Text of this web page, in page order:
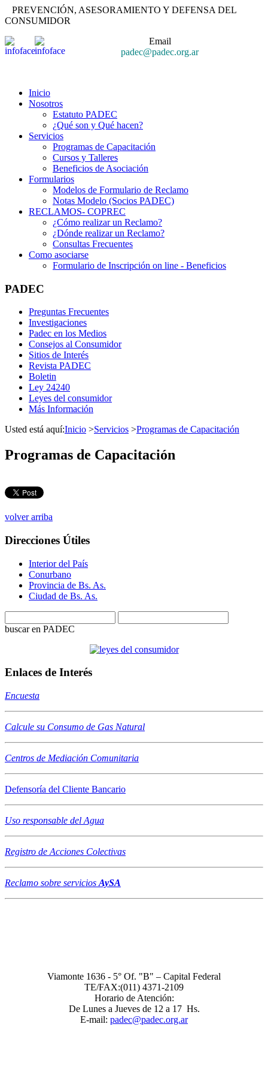
PREVENCIÓN, ASESORAMIENTO Y DEFENSA DEL
CONSUMIDOR
Email
padec@padec.org.ar
Inicio
Nosotros
Estatuto PADEC
¿Qué son y Qué hacen?
Servicios
Programas de Capacitación
Cursos y Talleres
Beneficios de Asociación
Formularios
Modelos de Formulario de Reclamo
Notas Modelo (Socios PADEC)
RECLAMOS- COPREC
¿Cómo realizar un Reclamo?
¿Dónde realizar un Reclamo?
Consultas Frecuentes
Como asociarse
Formulario de Inscripción on line - Beneficios
PADEC
Preguntas Frecuentes
Investigaciones
Padec en los Medios
Consejos al Consumidor
Sitios de Interés
Revista PADEC
Boletin
Ley 24240
Leyes del consumidor
Más Información
Usted está aquí:Inicio >Servicios >Programas de Capacitación
Programas de Capacitación
volver arriba
Direcciones Útiles
Interior del País
Conurbano
Provincia de Bs. As.
Ciudad de Bs. As.
buscar en PADEC
Enlaces de Interés
Encuesta
Calcule su Consumo de Gas Natural
Centros de Mediación Comunitaria
Defensoría del Cliente Bancario
Uso responsable del Agua
Registro de Acciones Colectivas
Reclamo sobre servicios AySA
Viamonte 1636 - 5° Of. "B" – Capital Federal
TE/FAX:(011) 4371-2109
Horario de Atención:
De Lunes a Jueves de 12 a 17 Hs.
E-mail: padec@padec.org.ar